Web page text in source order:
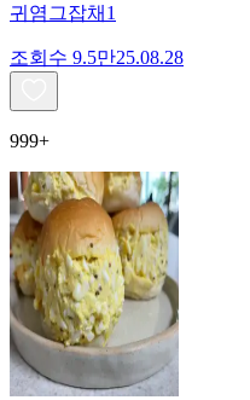
귀염그잡채1
조회수 9.5만25.08.28
999+